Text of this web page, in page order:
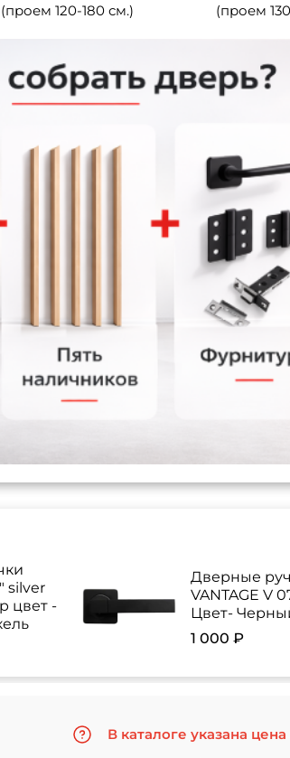
(проем 120-180 см.)
(проем
silver
цвет -
Дверные
VANTAGE V
Цвет-
1 000 ₽
В каталоге указана